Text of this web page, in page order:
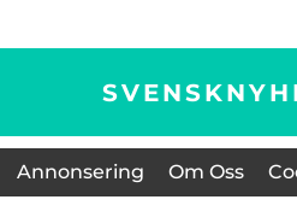
Annonsering Om Oss